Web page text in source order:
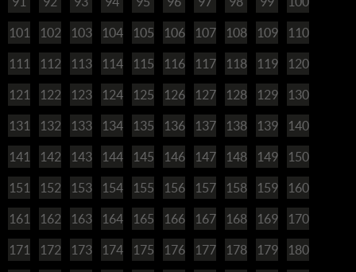
101 102 103 104 105 106 107 108 109 110
111 112 113 114 115 116 117 118 119 120
121 122 123 124 125 126 127 128 129 130
131 132 133 134 135 136 137 138 139 140
141 142 143 144 145 146 147 148 149 150
151 152 153 154 155 156 157 158 159 160
161 162 163 164 165 166 167 168 169 170
171 172 173 174 175 176 177 178 179 180